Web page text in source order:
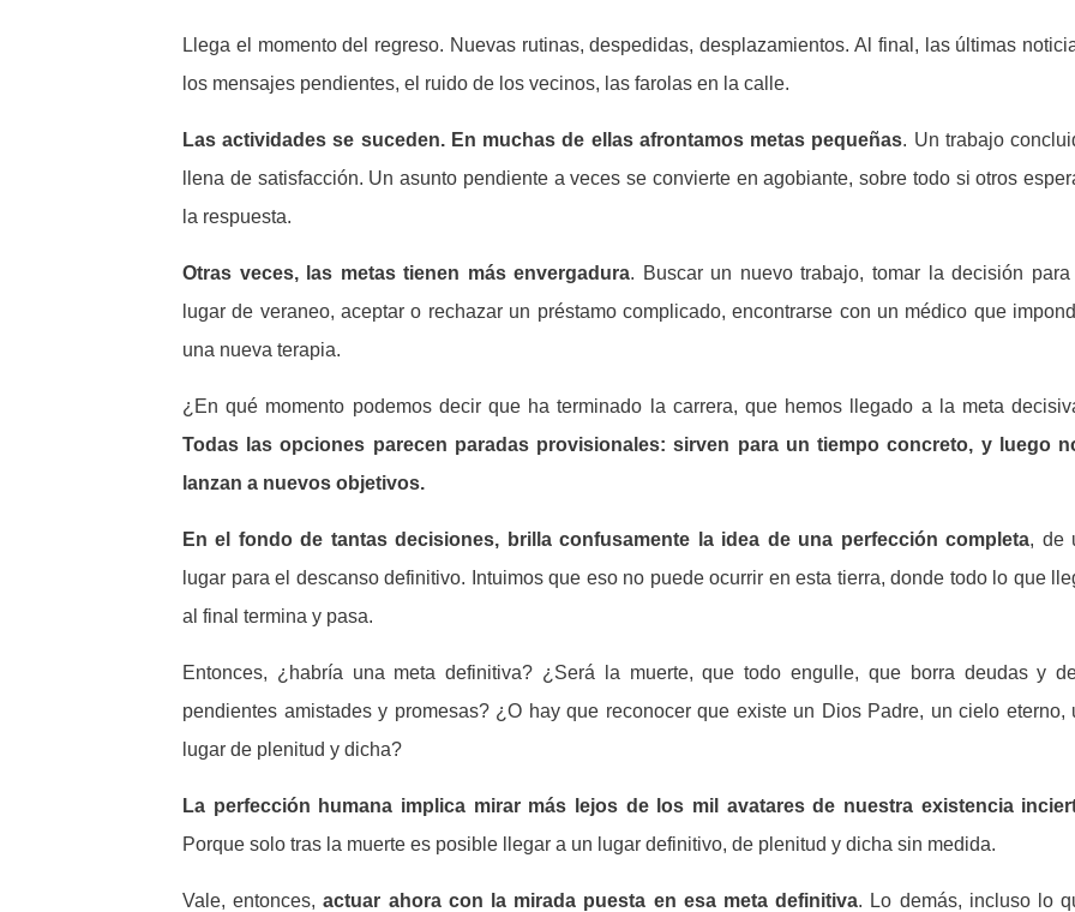
Llega el momento del regreso. Nuevas rutinas, despedidas, desplazamientos. Al final, las últimas
los mensajes pendientes, el ruido de los vecinos, las farolas en la calle.
Las actividades se suceden. En muchas de ellas afrontamos metas pequeñas. Un trabajo
llena de satisfacción. Un asunto pendiente a veces se convierte en agobiante, sobre todo si otros
la respuesta.
Otras veces, las metas tienen más envergadura. Buscar un nuevo trabajo, tomar la decisión para
lugar de veraneo, aceptar o rechazar un préstamo complicado, encontrarse con un médico que
una nueva terapia.
¿En qué momento podemos decir que ha terminado la carrera, que hemos llegado a la meta
Todas las opciones parecen paradas provisionales: sirven para un tiempo concreto, y luego
lanzan a nuevos objetivos.
En el fondo de tantas decisiones, brilla confusamente la idea de una perfección completa, de
lugar para el descanso definitivo. Intuimos que eso no puede ocurrir en esta tierra, donde todo lo que
al final termina y pasa.
Entonces, ¿habría una meta definitiva? ¿Será la muerte, que todo engulle, que borra deudas y
pendientes amistades y promesas? ¿O hay que reconocer que existe un Dios Padre, un cielo eterno,
lugar de plenitud y dicha?
La perfección humana implica mirar más lejos de los mil avatares de nuestra existencia
Porque solo tras la muerte es posible llegar a un lugar definitivo, de plenitud y dicha sin medida.
Vale, entonces,actuar ahora con la mirada puesta en esa meta definitiva. Lo demás, incluso lo